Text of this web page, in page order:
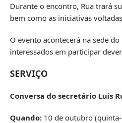
Durante o encontro, Rua trará
bem como as iniciativas
O evento acontecerá na sede
interessados em participar
SERVIÇO
Conversa do secretário Luis
Quando: 10 de outubro